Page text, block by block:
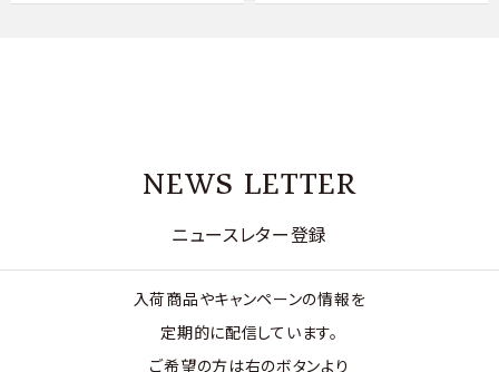
NEWS LETTER
ニュースレター登録
入荷商品やキャンペーンの情報を
定期的に配信しています。
ご希望の方は右のボタンより